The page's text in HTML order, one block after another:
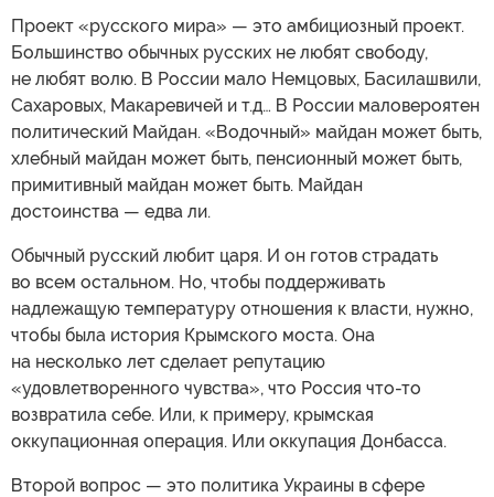
Проект «русского мира» — это амбициозный проект.
Большинство обычных русских не любят свободу,
не любят волю. В России мало Немцовых, Басилашвили,
Сахаровых, Макаревичей и т.д… В России маловероятен
политический Майдан. «Водочный» майдан может быть,
хлебный майдан может быть, пенсионный может быть,
примитивный майдан может быть. Майдан
достоинства — едва ли.
Обычный русский любит царя. И он готов страдать
во всем остальном. Но, чтобы поддерживать
надлежащую температуру отношения к власти, нужно,
чтобы была история Крымского моста. Она
на несколько лет сделает репутацию
«удовлетворенного чувства», что Россия что-то
возвратила себе. Или, к примеру, крымская
оккупационная операция. Или оккупация Донбасса.
Второй вопрос — это политика Украины в сфере